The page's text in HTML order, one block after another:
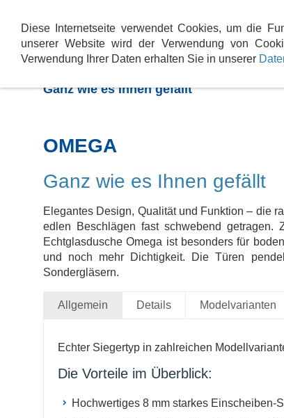
SPRINZ OMEGA -
Ganz wie es Ihnen gefällt
OMEGA
Ganz wie es Ihnen gefällt
Elegantes Design, Qualität und Funktion – die
edlen Beschlägen fast schwebend
Echtglasdusche Omega ist besonders für
und noch mehr Dichtigkeit. Die Türen
Sondergläsern.
Allgemein Details Modelvarianten
Echter Siegertyp in zahlreichen
Die Vorteile im Überblick:
Hochwertiges 8 mm starkes Einscheiben-
Diese Internetseite verwendet Cookies, um die
unserer Website wird der Verwendung von
Verwendung Ihrer Daten erhalten Sie in unserer